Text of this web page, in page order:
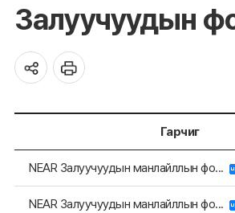
Залуучуудын
Гарчиг
NEAR Залуучуудын манлайллын фо...
NEAR Залуучуудын манлайллын фо...